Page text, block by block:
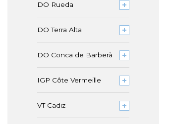
DO Rueda
DO Terra Alta
DO Conca de Barberà
IGP Côte Vermeille
VT Cadiz